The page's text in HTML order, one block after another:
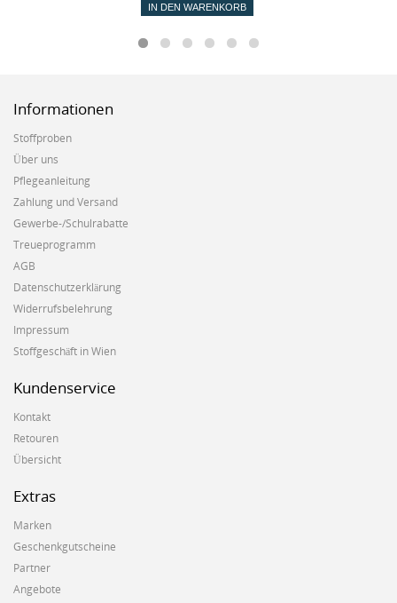
IN DEN WARENKORB
Informationen
Stoffproben
Über uns
Pflegeanleitung
Zahlung und Versand
Gewerbe-/Schulrabatte
Treueprogramm
AGB
Datenschutzerklärung
Widerrufsbelehrung
Impressum
Stoffgeschäft in Wien
Kundenservice
Kontakt
Retouren
Übersicht
Extras
Marken
Geschenkgutscheine
Partner
Angebote